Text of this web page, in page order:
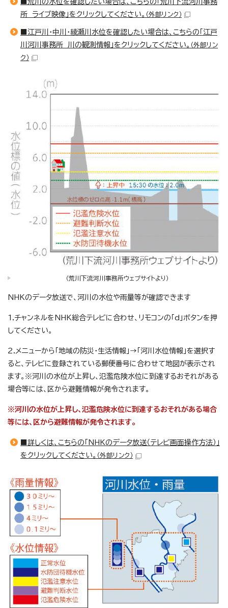
■荒川の水位を確認したい場合は、こちらの「荒川下流河川事務
所 ライブ映像」をクリックしてください。 （外部リンク）
■江戸川・中川・綾瀬川水位を確認したい場合は、こちらの「江戸
川河川事務所 川の観測情報」をクリックしてください。 （外部リン
ク）
（荒川下流河川事務所ウェブサイトより）
NHKのデータ放送で、河川の水位や雨量等が確認できます
1.チャンネルをNHK総合テレビに合わせ、リモコンの「d」ボタンを押
してください。
2.メニューから「地域の防災・生活情報」→「河川水位情報」を選択す
ると、テレビに登録されている郵便番号に合わせて地図が表示され
ます。※河川の水位が上昇し、氾濫危険水位に到達するおそれがある
場合等には、区から避難情報が発令されます。
※河川の水位が上昇し、氾濫危険水位に到達するおそれがある場合
等には、区から避難情報が発令されます。
■詳しくは、こちらの「NHKのデータ放送（テレビ画面操作方法）」
をクリックしてください。 （外部リンク）